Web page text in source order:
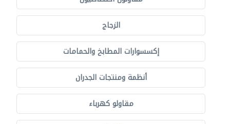
الزجاج
إكسسوارات المطابخ والحمامات
أنظمة ومنتجات الجدران
مقاولو كهرباء